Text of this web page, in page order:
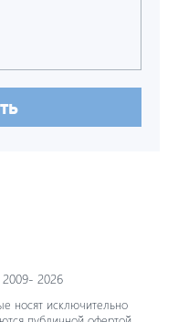
2026
носят исключительно